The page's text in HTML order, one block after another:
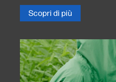
Scopri di più